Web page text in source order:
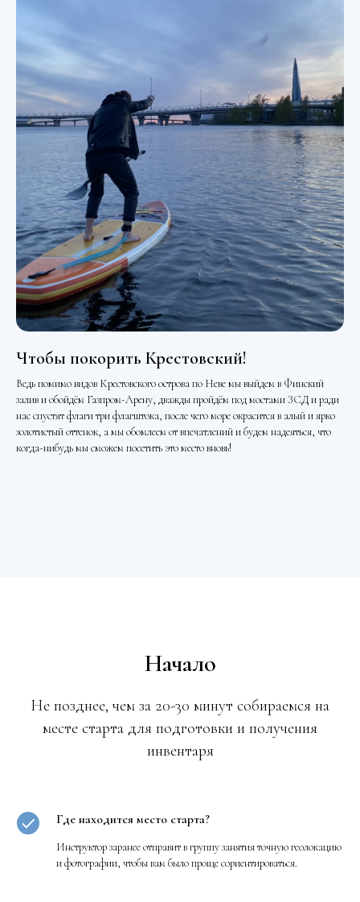
Чтобы покорить Крестовский!
Ведь помимо видов Крестовского острова по Неве мы выйдем в Финский
залив и обойдём Газпром-Арену, дважды пройдём под мостами ЗСД и ради
нас спустят флаги три флагштока, после чего море окрасится в алый и ярко
золотистый оттенок, а мы обомлеем от впечатлений и будем надеяться, что
когда-нибудь мы сможем посетить это место вновь!
Начало
Не позднее, чем за 20-30 минут собираемся на
месте старта для подготовки и получения
инвентаря
Где находится место старта?
Инструктор заранее отправит в группу занятия точную геолокацию
и фотографии, чтобы вам было проще сориентироваться.